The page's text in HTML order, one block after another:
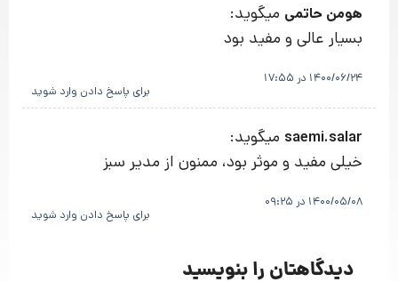
هومن حاتمی میگوید:
بسیار عالی و مفید بود
1400/06/24 در 17:55
برای پاسخ دادن وارد شوید
saemi.salar میگوید:
خیلی مفید و موثر بود، ممنون از مدیر سبز
1400/05/08 در 09:25
برای پاسخ دادن وارد شوید
دیدگاهتان را بنویسید